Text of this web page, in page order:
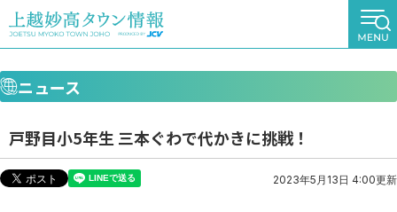
ニュース
戸野目小5年生 三本ぐわで代かきに挑戦！
2023年5月13日 4:00更新